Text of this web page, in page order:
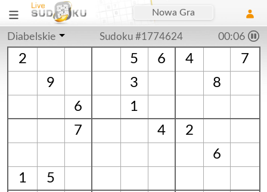
Nowa Gra
Diabelskie Sudoku #1774624 00:06
2 5 6 4
7
9
3
8
6
1
7
4
2
6
1
5